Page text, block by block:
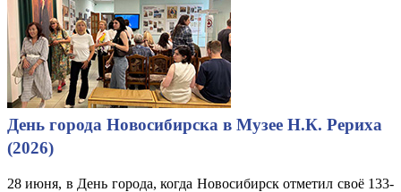
День города Новосибирска в Музее Н.К. Рериха
(2026)
28 июня, в День города, когда Новосибирск отметил своё 133-